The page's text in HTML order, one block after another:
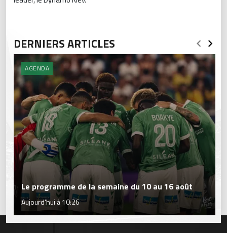
DERNIERS ARTICLES
AGENDA
Le programme de la semaine du 10 au 16 août
Aujourd'hui à 10:26